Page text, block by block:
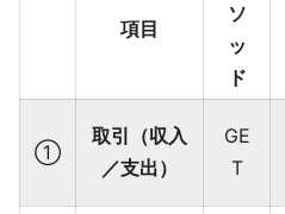
項目
ソ
ッ
ド
①
取引（収入
／支出）
GE
T